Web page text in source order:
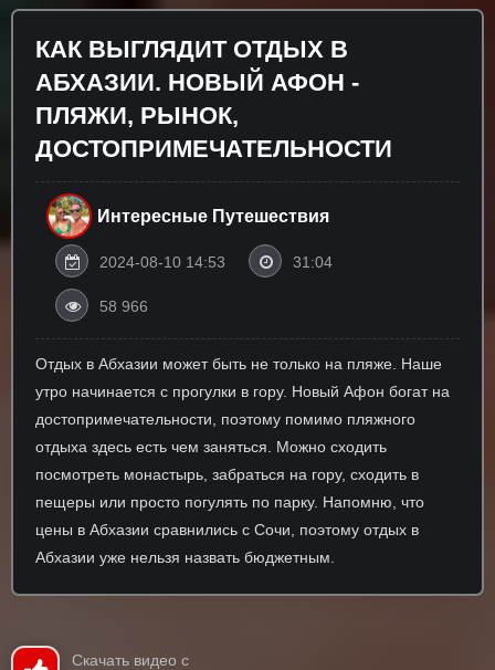
КАК ВЫГЛЯДИТ ОТДЫХ В
АБХАЗИИ. НОВЫЙ АФОН -
ПЛЯЖИ, РЫНОК,
ДОСТОПРИМЕЧАТЕЛЬНОСТИ
Интересные Путешествия
2024-08-10 14:53 31:04
58 966
Отдых в Абхазии может быть не только на пляже. Наше
утро начинается с прогулки в гору. Новый Афон богат на
достопримечательности, поэтому помимо пляжного
отдыха здесь есть чем заняться. Можно сходить
посмотреть монастырь, забраться на гору, сходить в
пещеры или просто погулять по парку. Напомню, что
цены в Абхазии сравнились с Сочи, поэтому отдых в
Абхазии уже нельзя назвать бюджетным.
Скачать видео с